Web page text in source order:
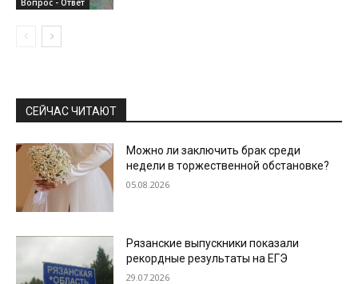
Вопрос - Ответ
СЕЙЧАС ЧИТАЮТ
Можно ли заключить брак среди
недели в торжественной обстановке?
05.08.2026
Рязанские выпускники показали
рекордные результаты на ЕГЭ
29.07.2026